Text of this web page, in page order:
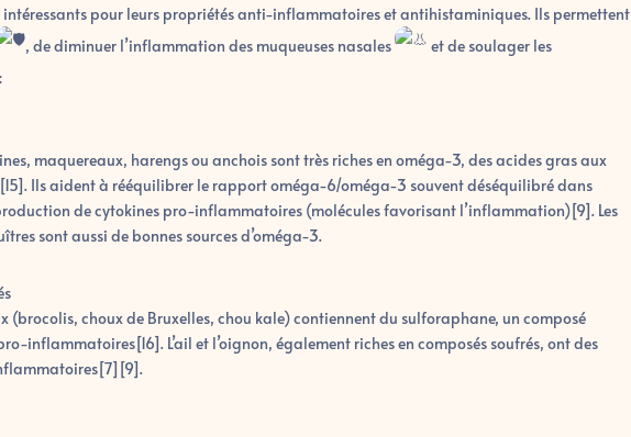
pour leurs propriétés anti-inflammatoires et antihistaminiques. Ils permettent
, de diminuer l’inflammation des muqueuses nasales
et de soulager les
:
maquereaux, harengs ou anchois sont très riches en oméga-3, des acides gras aux
Ils aident à rééquilibrer le rapport oméga-6/oméga-3 souvent déséquilibré dans
de cytokines pro-inflammatoires (molécules favorisant l’inflammation)[9]. Les
sont aussi de bonnes sources d’oméga-3.
(brocolis, choux de Bruxelles, chou kale) contiennent du sulforaphane, un composé
inflammatoires[16]. L’ail et l’oignon, également riches en composés soufrés, ont des